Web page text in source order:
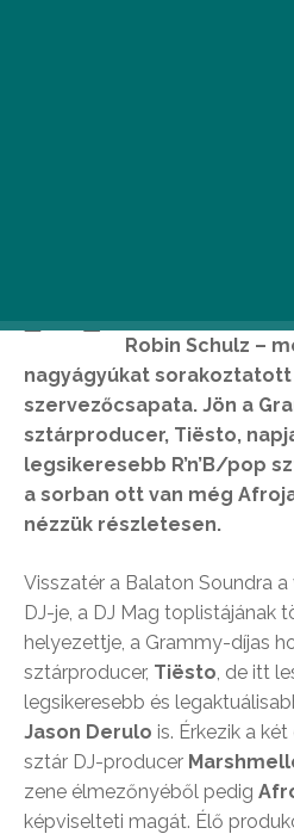
A
közt volt például
Robin Schulz –
nagyágyúkat sorakoztatott
szervezőcsapata. Jön a
sztárproducer, Tiësto,
legsikeresebb R’n’B/pop
a sorban ott van még
nézzük részletesen.
Visszatér a Balaton Soundra
DJ-je, a DJ Mag toplistájának
helyezettje, a Grammy-díjas
sztárproducer, Tiësto, de itt
legsikeresebb és
Jason Derulo is. Érkezik a
sztár DJ-producer
zene élmezőnyéből pedig
képviselteti magát. Élő